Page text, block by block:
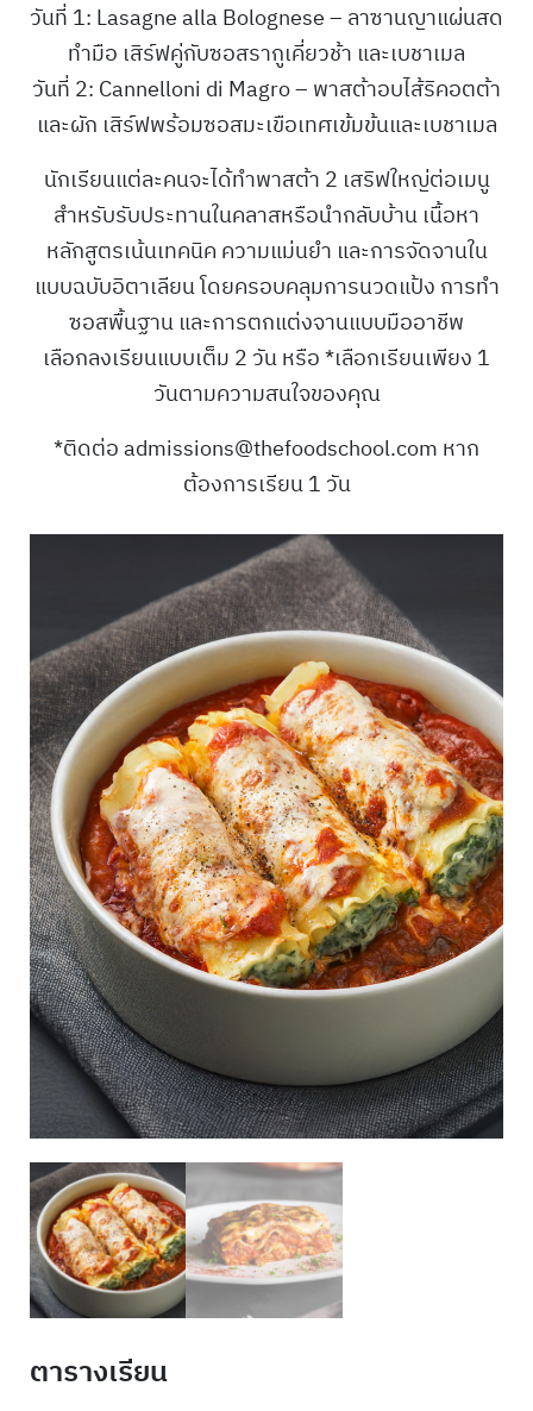
วันที่ 1: Lasagne alla Bolognese – ลาซานญาแผ่นสด
ทำมือ เสิร์ฟคู่กับซอสรากูเคี่ยวช้า และเบชาเมล
วันที่ 2: Cannelloni di Magro – พาสต้าอบไส้ริคอตต้า
และผัก เสิร์ฟพร้อมซอสมะเขือเทศเข้มข้นและเบชาเมล
นักเรียนแต่ละคนจะได้ทำพาสต้า 2 เสริฟใหญ่ต่อเมนู
สำหรับรับประทานในคลาสหรือนำกลับบ้าน เนื้อหา
หลักสูตรเน้นเทคนิค ความแม่นยำ และการจัดจานใน
แบบฉบับอิตาเลียน โดยครอบคลุมการนวดแป้ง การทำ
ซอสพื้นฐาน และการตกแต่งจานแบบมืออาชีพ
เลือกลงเรียนแบบเต็ม 2 วัน หรือ *เลือกเรียนเพียง 1
วันตามความสนใจของคุณ
*ติดต่อ admissions@thefoodschool.com หาก
ต้องการเรียน 1 วัน
ตารางเรียน